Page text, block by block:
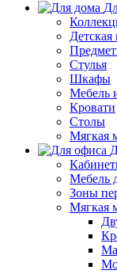
Детская
Стулья
Шкафы
Мебель
Кровати
Столы
Мягкая
Мебель
Зоны
Мягкая